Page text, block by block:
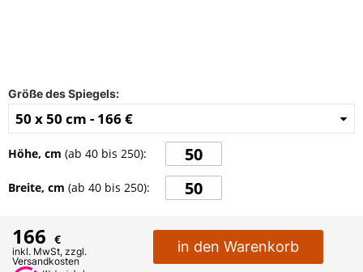
Größe des Spiegels:
50 x 50 cm - 166 €
Höhe, cm (ab 40 bis 250):
Breite, cm (ab 40 bis 250):
166 €
inkl. MwSt, zzgl.
Versandkosten
in den Warenkorb